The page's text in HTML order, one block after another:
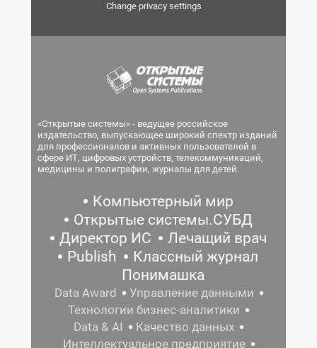
Change privacy settings
«Открытые системы» - ведущее российское
издательство, выпускающее широкий спектр изданий
для профессионалов и активных пользователей в
сфере ИТ, цифровых устройств, телекоммуникаций,
медицины и полиграфии, журналы для детей.
Компьютерный мир
Открытые системы.СУБД
Директор ИС
Лечащий врач
Publish
Классный журнал
Понимашка
Data Award
Управление данными
Технологии бизнес-аналитики
Data & AI
Качество данных
Интеллектуальное предприятие